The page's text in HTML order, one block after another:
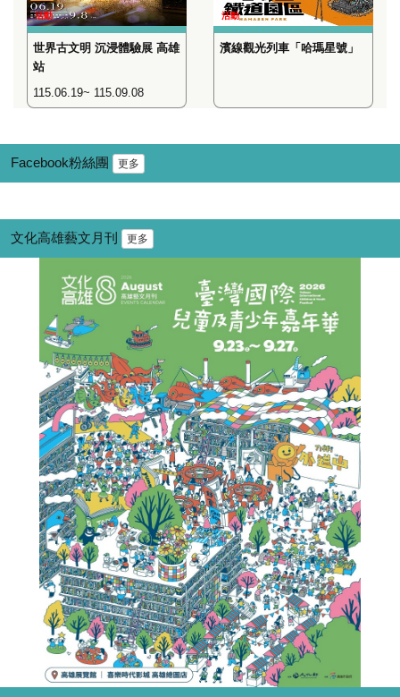
活動
世界古文明 沉浸體驗展 高雄
站
115.06.19~ 115.09.08
活動
濱線觀光列車「哈瑪星號」
Facebook粉絲團 更多
文化高雄藝文月刊 更多